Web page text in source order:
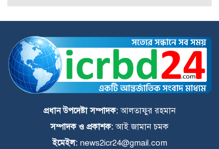
পঞ্চগড়ে শ্রদ্ধা নিবেদন শেষে জুলাই সনদের
প্রধান উপদেষ্টা সম্পাদক:আলতাফুর রহমান
সম্পাদক ও প্রকাশক:আই জামান চমক
ইমেইল:news2icr24@gmail.com